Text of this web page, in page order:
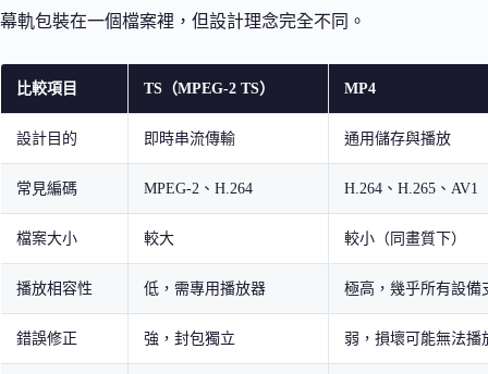
幕軌包裝在一個檔案裡，但設計理念完全不同。
比較項目 TS（MPEG-2 TS） MP4
設計目的 即時串流傳輸 通用儲存與播放
常見編碼 MPEG-2、H.264 H.264、H.265、AV1
檔案大小 較大 較小（同畫質下）
播放相容性 低，需專用播放器 極高，幾乎所有設備
錯誤修正 強，封包獨立 弱，損壞可能無法播